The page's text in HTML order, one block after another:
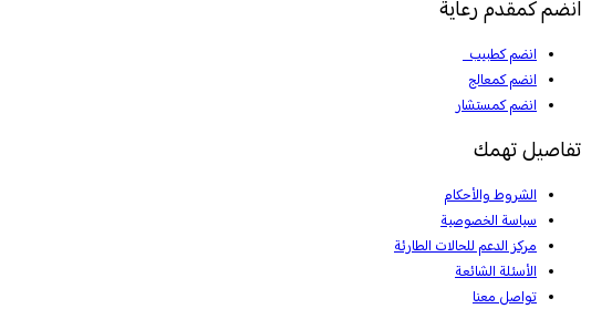
انضم كمقدم رعاية
انضم كطبيب
انضم كمعالج
انضم كمستشار
تفاصيل تهمك
الشروط والأحكام
سياسة الخصوصية
مركز الدعم للحالات الطارئة
الأسئلة الشائعة
تواصل معنا